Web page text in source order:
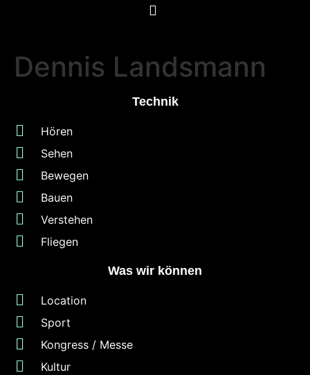
Dennis Landsmann
Was wir können
Location
Sport
Kongress / Messe
Kultur
Technik
Hören
Sehen
Bewegen
Bauen
Verstehen
Fliegen